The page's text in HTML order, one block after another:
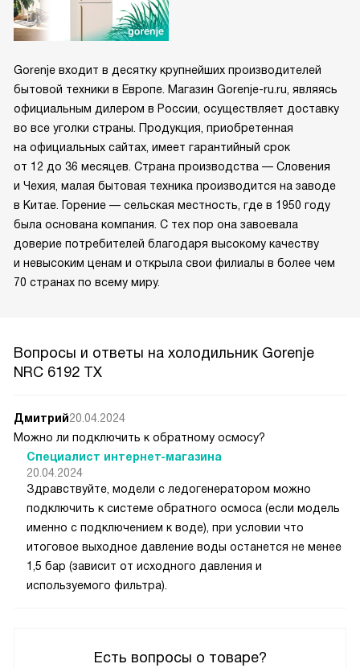
Gorenje входит в десятку крупнейших производителей
бытовой техники в Европе. Магазин Gorenje-ru.ru, являясь
официальным дилером в России, осуществляет доставку
во все уголки страны. Продукция, приобретенная
на официальных сайтах, имеет гарантийный срок
от 12 до 36 месяцев. Страна производства — Словения
и Чехия, малая бытовая техника производится на заводе
в Китае. Горение — сельская местность, где в 1950 году
была основана компания. С тех пор она завоевала
доверие потребителей благодаря высокому качеству
и невысоким ценам и открыла свои филиалы в более чем
70 странах по всему миру.
Вопросы и ответы на холодильник Gorenje
NRC 6192 TX
Есть вопросы о товаре?
Дмитрий20.04.2024
Можно ли подключить к обратному осмосу?
Специалист интернет-магазина
20.04.2024
Здравствуйте, модели с ледогенератором можно
подключить к системе обратного осмоса (если модель
именно с подключением к воде), при условии что
итоговое выходное давление воды останется не менее
1,5 бар (зависит от исходного давления и
используемого фильтра).